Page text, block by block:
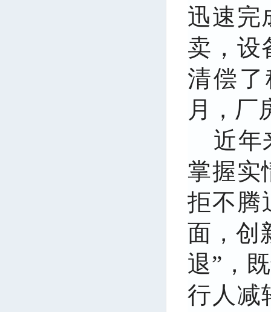
迅速完
卖，设
清偿
月，厂
近年
掌握实
拒不腾
面，创
退”，
行人减